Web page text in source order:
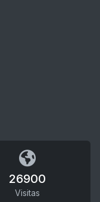
26900
Visitas